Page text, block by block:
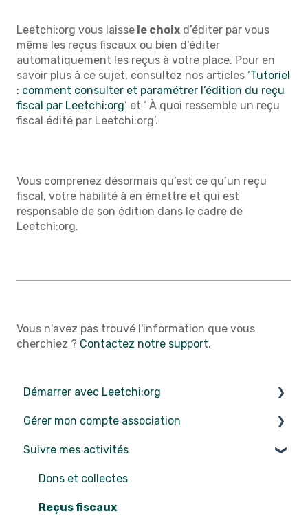
Leetchi:org vous laisse le choix d’éditer par vous
même les reçus fiscaux ou bien d'éditer
automatiquement les reçus à votre place. Pour en
savoir plus à ce sujet, consultez nos articles ‘Tutoriel
: comment consulter et paramétrer l’édition du reçu
fiscal par Leetchi:org’ et ‘ À quoi ressemble un reçu
fiscal édité par Leetchi:org’.
Vous comprenez désormais qu’est ce qu’un reçu
fiscal, votre habilité à en émettre et qui est
responsable de son édition dans le cadre de
Leetchi:org.
Vous n'avez pas trouvé l'information que vous
cherchiez ? Contactez notre support.
Démarrer avec Leetchi:org
Commencer sur Leetchi:org
Inscription sur Stripe
Gérer mon compte association
Compte et connexion
Contenus
Données
Suivre mes activités
Dons et collectes
Reçus fiscaux